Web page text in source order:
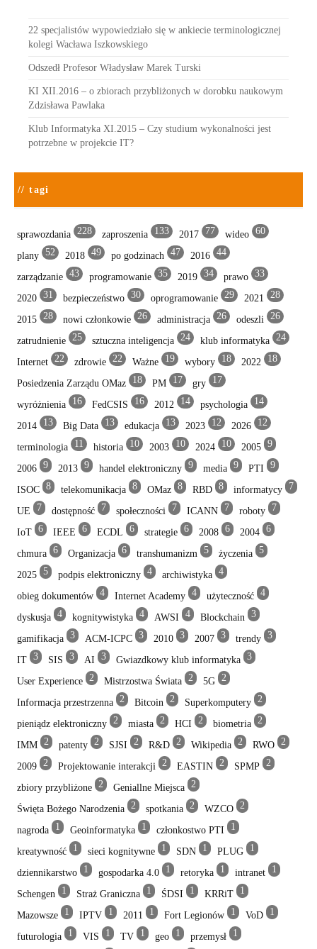
22 specjalistów wypowiedziało się w ankiecie terminologicznej
kolegi Wacława Iszkowskiego
Odszedł Profesor Władysław Marek Turski
KI XII.2016 – o zbiorach przybliżonych w dorobku naukowym
Zdzisława Pawlaka
Klub Informatyka XI.2015 – Czy studium wykonalności jest
potrzebne w projekcie IT?
// tagi
sprawozdania 228 zaproszenia 133 2017 77 wideo 60
plany 52 2018 49 po godzinach 47 2016 44
zarządzanie 43 programowanie 35 2019 34 prawo 33
2020 31 bezpieczeństwo 30 oprogramowanie 29 2021 28
2015 28 nowi członkowie 26 administracja 26 odeszli 26
zatrudnienie 25 sztuczna inteligencja 24 klub informatyka 24
Internet 22 zdrowie 22 Ważne 19 wybory 18 2022 18
Posiedzenia Zarządu OMaz 18 PM 17 gry 17
wyróżnienia 16 FedCSIS 16 2012 14 psychologia 14
2014 13 Big Data 13 edukacja 13 2023 12 2026 12
terminologia 11 historia 10 2003 10 2024 10 2005 9
2006 9 2013 9 handel elektroniczny 9 media 9 PTI 9
ISOC 8 telekomunikacja 8 OMaz 8 RBD 8 informatycy 7
UE 7 dostępność 7 społeczności 7 ICANN 7 roboty 7
IoT 6 IEEE 6 ECDL 6 strategie 6 2008 6 2004 6
chmura 6 Organizacja 6 transhumanizm 5 życzenia 5
2025 5 podpis elektroniczny 4 archiwistyka 4
obieg dokumentów 4 Internet Academy 4 użyteczność 4
dyskusja 4 kognitywistyka 4 AWSI 4 Blockchain 3
gamifikacja 3 ACM-ICPC 3 2010 3 2007 3 trendy 3
IT 3 SIS 3 AI 3 Gwiazdkowy klub informatyka 3
User Experience 2 Mistrzostwa Świata 2 5G 2
Informacja przestrzenna 2 Bitcoin 2 Superkomputery 2
pieniądz elektroniczny 2 miasta 2 HCI 2 biometria 2
IMM 2 patenty 2 SJSI 2 R&D 2 Wikipedia 2 RWO 2
2009 2 Projektowanie interakcji 2 EASTIN 2 SPMP 2
zbiory przybliżone 2 Geniallne Miejsca 2
Święta Bożego Narodzenia 2 spotkania 2 WZCO 2
nagroda 1 Geoinformatyka 1 członkostwo PTI 1
kreatywność 1 sieci kognitywne 1 SDN 1 PLUG 1
dziennikarstwo 1 gospodarka 4.0 1 retoryka 1 intranet 1
Schengen 1 Straż Graniczna 1 ŚDSI 1 KRRiT 1
Mazowsze 1 IPTV 1 2011 1 Fort Legionów 1 VoD 1
futurologia 1 VIS 1 TV 1 geo 1 przemysł 1